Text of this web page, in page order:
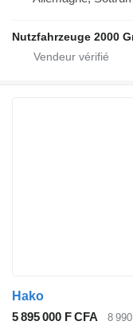
Nutzfahrzeuge 2000
Hako
5 895 000 F CFA
8